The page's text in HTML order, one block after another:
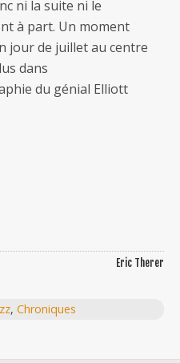
ni la suite ni le
à part. Un moment
jour de juillet au centre
dans
du génial Elliott
Eric Therer
, Chroniques